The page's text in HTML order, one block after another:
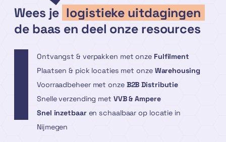
Wees je logistieke uitdagingen
de baas en deel onze resources
Ontvangst & verpakken met onze Fulfilment
Plaatsen & pick locaties met onze Warehousing
Voorraadbeheer met onze B2B Distributie
Snelle verzending met VVB & Ampere
Snel inzetbaar en schaalbaar op locatie in
Nijmegen